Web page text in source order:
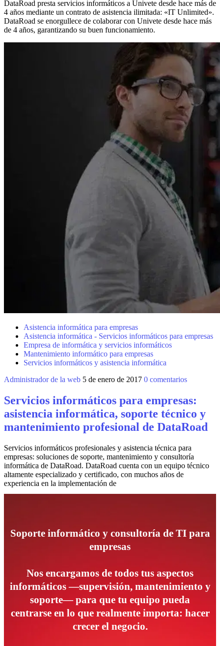
DataRoad presta servicios informáticos a Univete desde hace más de
4 años mediante un contrato de asistencia ilimitada: «IT Unlimited».
DataRoad se enorgullece de colaborar con Univete desde hace más
de 4 años, garantizando su buen funcionamiento.
Asistencia informática para empresas
Asistencia informática - Servicios informáticos para empresas
Empresa de informática y servicios informáticos
Mantenimiento informático para empresas
Servicios informáticos y asistencia informática
Administrador de la web 5 de enero de 2017 0 comentarios
Servicios informáticos para empresas:
asistencia informática, soporte técnico y
mantenimiento profesional de DataRoad
Servicios informáticos profesionales y asistencia técnica para
empresas: soluciones de soporte, mantenimiento y consultoría
informática de DataRoad. DataRoad cuenta con un equipo técnico
altamente especializado y certificado, con muchos años de
experiencia en la implementación de
Soporte informático y consultoría de TI para
empresas
Nos encargamos de todos tus aspectos
informáticos —supervisión, mantenimiento y
soporte— para que tu equipo pueda
centrarse en lo que realmente importa: hacer
crecer el negocio.